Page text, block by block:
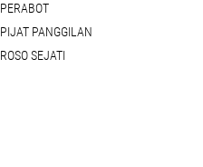
PERABOT
PIJAT PANGGILAN
ROSO SEJATI